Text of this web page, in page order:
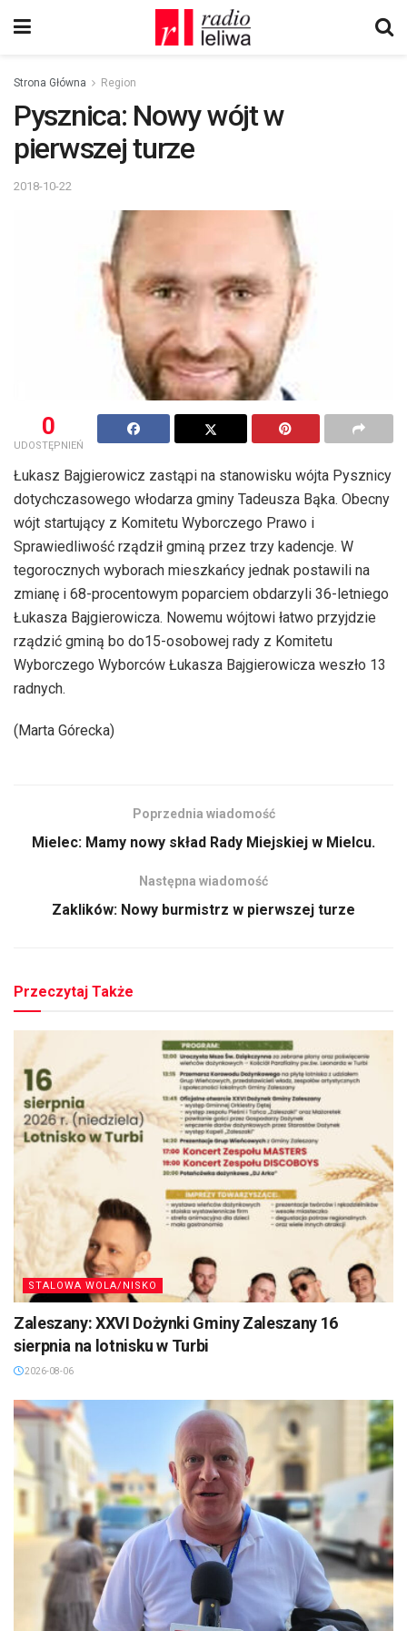
Strona Główna Region
Pysznica: Nowy wójt w
pierwszej turze
2018-10-22
0
UDOSTĘPNIEŃ
Łukasz Bajgierowicz zastąpi na stanowisku wójta Pysznicy
dotychczasowego włodarza gminy Tadeusza Bąka. Obecny
wójt startujący z Komitetu Wyborczego Prawo i
Sprawiedliwość rządził gminą przez trzy kadencje. W
tegorocznych wyborach mieszkańcy jednak postawili na
zmianę i 68-procentowym poparciem obdarzyli 36-letniego
Łukasza Bajgierowicza. Nowemu wójtowi łatwo przyjdzie
rządzić gminą bo do15-osobowej rady z Komitetu
Wyborczego Wyborców Łukasza Bajgierowicza weszło 13
radnych.
(Marta Górecka)
Poprzednia wiadomość
Mielec: Mamy nowy skład Rady Miejskiej w Mielcu.
Następna wiadomość
Zaklików: Nowy burmistrz w pierwszej turze
Przeczytaj Także
STALOWA WOLA/NISKO
Zaleszany: XXVI Dożynki Gminy Zaleszany 16
sierpnia na lotnisku w Turbi
2026-08-06